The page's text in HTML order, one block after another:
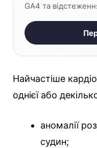
GA4 та
Найчастіше
однієї або
аномалії
судин;